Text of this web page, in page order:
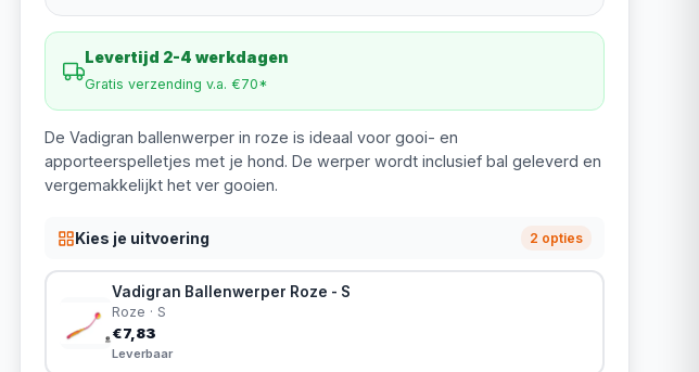
Levertijd 2-4 werkdagen
Gratis verzending v.a. €70*
De Vadigran ballenwerper in roze is ideaal voor gooi- en
apporteerspelletjes met je hond. De werper wordt inclusief bal geleverd en
vergemakkelijkt het ver gooien.
Kies je uitvoering 2 opties
Vadigran Ballenwerper Roze - S
Roze · S
€7,83
Leverbaar